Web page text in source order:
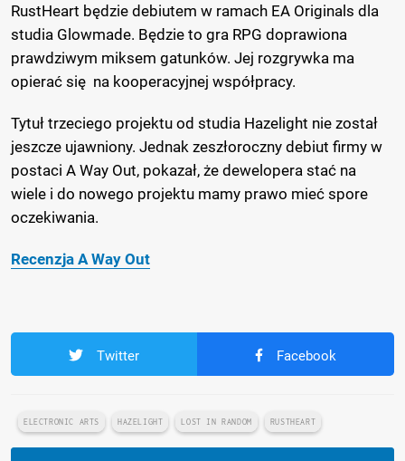
RustHeart będzie debiutem w ramach EA Originals dla
studia Glowmade. Będzie to gra RPG doprawiona
prawdziwym miksem gatunków. Jej rozgrywka ma
opierać się na kooperacyjnej współpracy.
Tytuł trzeciego projektu od studia Hazelight nie został
jeszcze ujawniony. Jednak zeszłoroczny debiut firmy w
postaci A Way Out, pokazał, że dewelopera stać na
wiele i do nowego projektu mamy prawo mieć spore
oczekiwania.
Recenzja A Way Out
Twitter Facebook
ELECTRONIC ARTS HAZELIGHT LOST IN RANDOM RUSTHEART